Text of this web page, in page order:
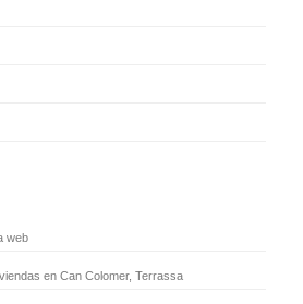
web
en Can Colomer, Terrassa